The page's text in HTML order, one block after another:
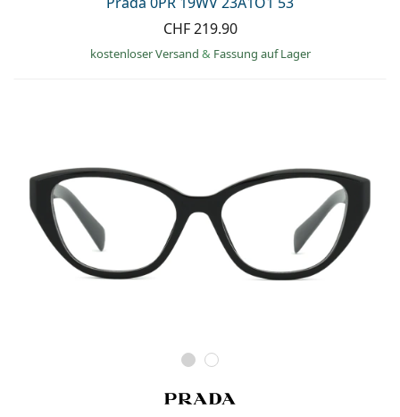
CHF 219.90
kostenloser Versand & Fassung auf Lager